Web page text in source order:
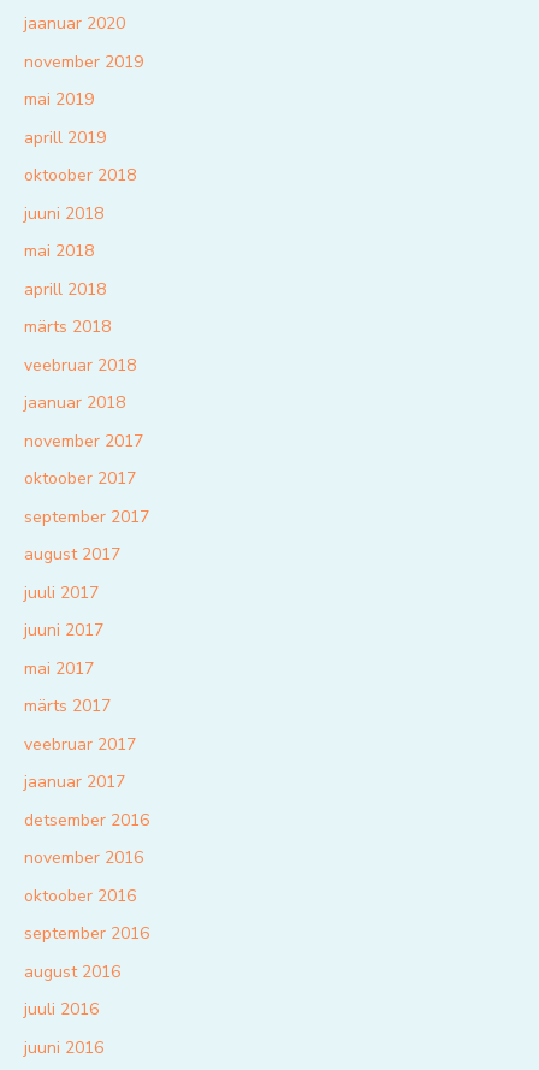
jaanuar 2020
november 2019
mai 2019
aprill 2019
oktoober 2018
juuni 2018
mai 2018
aprill 2018
märts 2018
veebruar 2018
jaanuar 2018
november 2017
oktoober 2017
september 2017
august 2017
juuli 2017
juuni 2017
mai 2017
märts 2017
veebruar 2017
jaanuar 2017
detsember 2016
november 2016
oktoober 2016
september 2016
august 2016
juuli 2016
juuni 2016